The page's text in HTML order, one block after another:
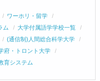
ワーホリ・留学
ム
大学付属語学学校一覧
(通信制)人間総合科学大学
府・トロント大学
育システム